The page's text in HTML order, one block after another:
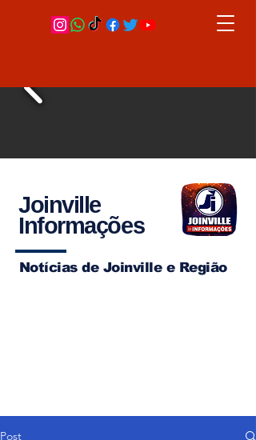
Joinville
Informações
Notícias de Joinville e Região
Post